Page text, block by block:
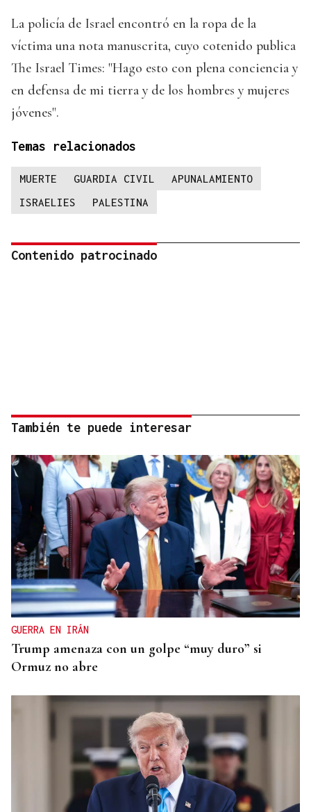
La policía de Israel encontró en la ropa de la
víctima una nota manuscrita, cuyo cotenido publica
The Israel Times: "Hago esto con plena conciencia y
en defensa de mi tierra y de los hombres y mujeres
jóvenes".
Temas relacionados
MUERTE GUARDIA CIVIL
APUNALAMIENTO
ISRAELIES
PALESTINA
Contenido patrocinado
También te puede interesar
GUERRA EN IRÁN
Trump amenaza con un golpe “muy duro” si
Ormuz no abre